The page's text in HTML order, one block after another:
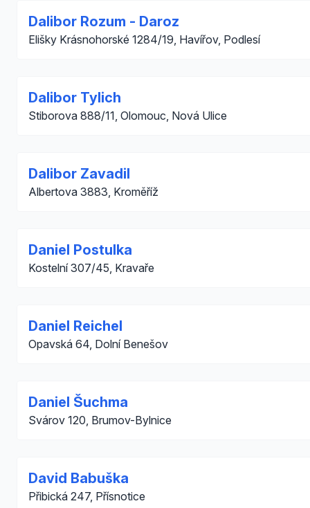
Dalibor Rozum - Daroz
Elišky Krásnohorské 1284/19, Havířov, Podlesí
Dalibor Tylich
Stiborova 888/11, Olomouc, Nová Ulice
Dalibor Zavadil
Albertova 3883, Kroměříž
Daniel Postulka
Kostelní 307/45, Kravaře
Daniel Reichel
Opavská 64, Dolní Benešov
Daniel Šuchma
Svárov 120, Brumov-Bylnice
David Babuška
Přibická 247, Přísnotice